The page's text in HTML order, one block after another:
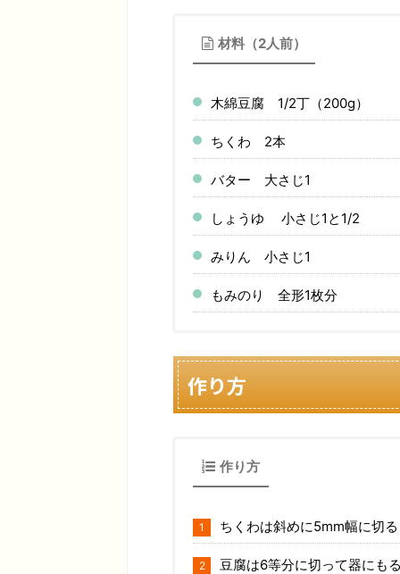
材料（2人前）
木綿豆腐 1/2丁（200g）
ちくわ 2本
バター 大さじ1
しょうゆ 小さじ1と1/2
みりん 小さじ1
もみのり 全形1枚分
作り方
作り方
ちくわは斜めに5mm幅に切る
豆腐は6等分に切って器にも